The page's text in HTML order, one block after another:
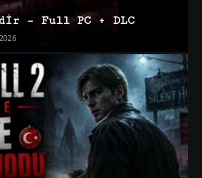
– Full PC + DLC